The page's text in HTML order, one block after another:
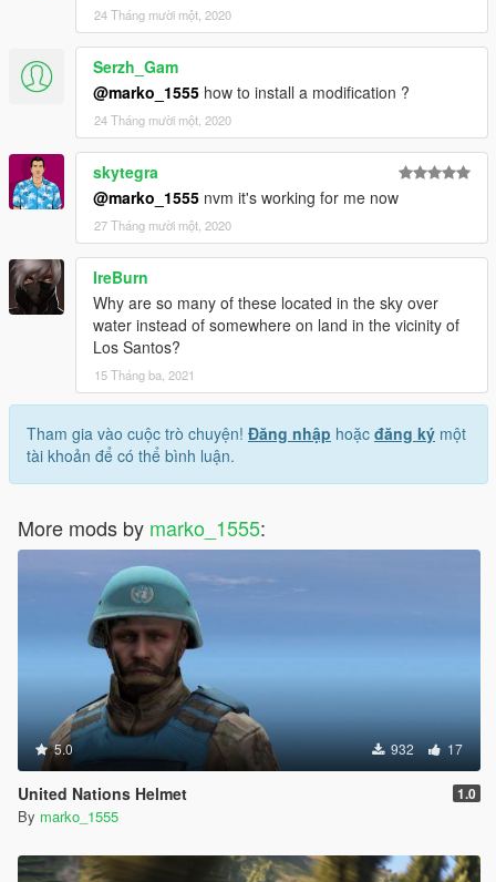
24 Tháng mười một, 2020
Serzh_Gam
@marko_1555 how to install a modification ?
24 Tháng mười một, 2020
skytegra
@marko_1555 nvm it's working for me now
27 Tháng mười một, 2020
IreBurn
Why are so many of these located in the sky over
water instead of somewhere on land in the vicinity of
Los Santos?
15 Tháng ba, 2021
Tham gia vào cuộc trò chuyện! Đăng nhập hoặc đăng ký một
tài khoản để có thể bình luận.
More mods by marko_1555:
5.0 932 17
United Nations Helmet 1.0
By marko_1555